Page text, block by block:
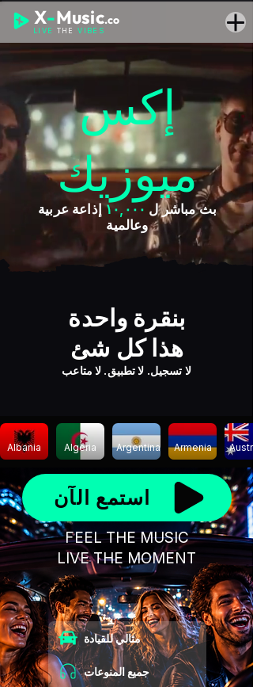
X-Music.co
LIVE THEVIBES
إكس
ميوزيك
بث مباشر ل ١٠,٠٠٠إذاعة عربية
وعالمية
بنقرة واحدة
هذا كل شئ
لا تسجيل. لا تطبيق. لا متاعب
Albania Algeria Argentina Armenia
استمع الآن
FEEL THE MUSIC
LIVE THE MOMENT
مثالي للقيادة
جميع المنوعات